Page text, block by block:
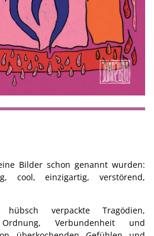
Bilder schon genannt wurden:
cool, einzigartig, verstörend,
verpackte Tragödien,
Verbundenheit und